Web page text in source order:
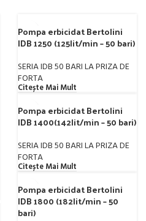
Pompa erbicidat Bertolini
IDB 1250 (125lit/min – 50 bari)
SERIA IDB 50 BARI LA PRIZA DE
FORTA
Citește Mai Mult
Pompa erbicidat Bertolini
IDB 1400(142lit/min – 50 bari)
SERIA IDB 50 BARI LA PRIZA DE
FORTA
Citește Mai Mult
Pompa erbicidat Bertolini
IDB 1800 (182lit/min – 50
bari)